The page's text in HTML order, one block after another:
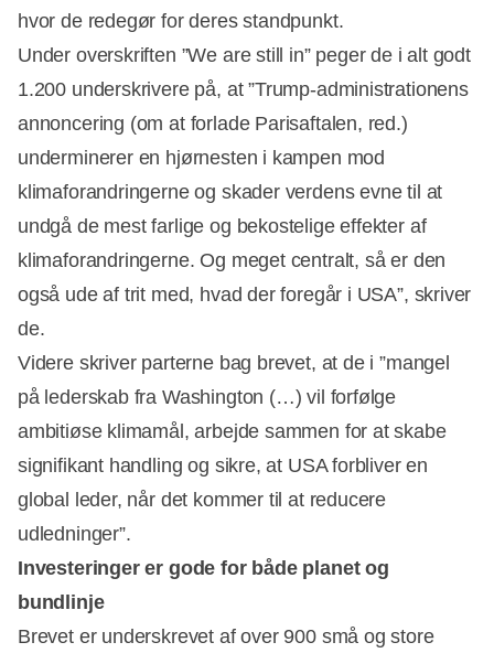
hvor de redegør for deres standpunkt.
Under overskriften ”We are still in” peger de i alt godt
1.200 underskrivere på, at ”Trump-administrationens
annoncering (om at forlade Parisaftalen, red.)
underminerer en hjørnesten i kampen mod
klimaforandringerne og skader verdens evne til at
undgå de mest farlige og bekostelige effekter af
klimaforandringerne. Og meget centralt, så er den
også ude af trit med, hvad der foregår i USA”, skriver
de.
Videre skriver parterne bag brevet, at de i ”mangel
på lederskab fra Washington (…) vil forfølge
ambitiøse klimamål, arbejde sammen for at skabe
signifikant handling og sikre, at USA forbliver en
global leder, når det kommer til at reducere
udledninger”.
Investeringer er gode for både planet og
bundlinje
Brevet er underskrevet af over 900 små og store